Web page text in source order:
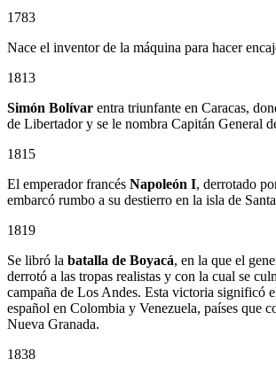
1783
Nace el inventor de la máquina para hacer
1813
Simón Bolívar entra triunfante en Caracas,
de Libertador y se le nombra Capitán General
1815
El emperador francés Napoleón I, derrotado
embarcó rumbo a su destierro en la isla de
1819
Se libró la batalla de Boyacá, en la que el
derrotó a las tropas realistas y con la cual se
campaña de Los Andes. Esta victoria significó
español en Colombia y Venezuela, países que
Nueva Granada.
1838